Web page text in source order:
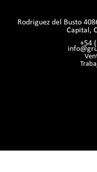
Rodriguez del Busto
Capital,
+54